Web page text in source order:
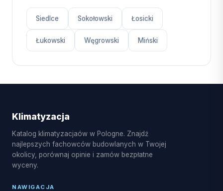
Siedlce Sokołowski Łosicki
Łukowski Węgrowski Miński
Klimatyzacja
Katalog klimatyzacjaów w Pologne. Znajdź
najlepszych fachowców budowlanych w Twojej
okolicy, porównaj opinie i zamów bezpłatne
wyceny.
NAWIGACJA